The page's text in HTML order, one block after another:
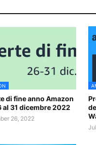
di fine anno Amazon
al 31 dicembre 2022
26, 2022